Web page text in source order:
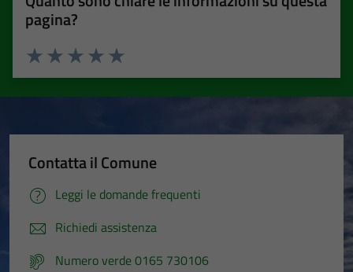
pagina?
Valuta 5 stelle su 5
Valuta 4 stelle su 5
Valuta 3 stelle su 5
Valuta 2 stelle su 5
Valuta 1 stelle su 5
Contatta il Comune
Leggi le domande frequenti
Richiedi assistenza
Numero verde 0165 730106